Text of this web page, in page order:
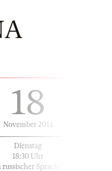
18
November 2014
Dienstag
18:30 Uhr
russischer Sprache